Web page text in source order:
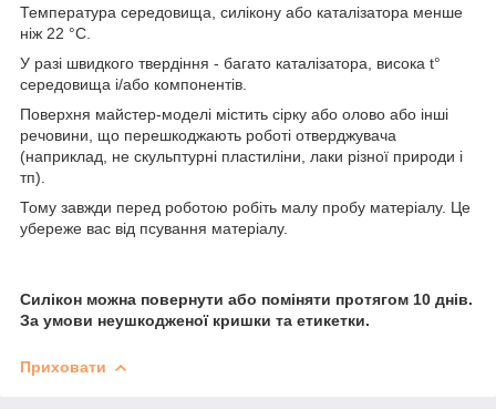
Температура середовища, силікону або каталізатора менше
ніж 22 °С.
У разі швидкого твердіння - багато каталізатора, висока t°
середовища і/або компонентів.
Поверхня майстер-моделі містить сірку або олово або інші
речовини, що перешкоджають роботі отверджувача
(наприклад, не скульптурні пластиліни, лаки різної природи і
тп).
Тому завжди перед роботою робіть малу пробу матеріалу. Це
убереже вас від псування матеріалу.
Силікон можна повернути або поміняти протягом 10 днів.
За умови неушкодженої кришки та етикетки.
Приховати